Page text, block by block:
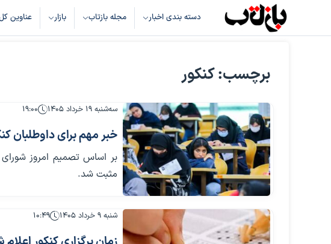
دسته بندی اخبار مجله بازتاب بازار عناوین
برچسب: کنکور
سه‌شنبه ۱۹ خرداد ۱۴۰۵ ۱۹:۰۰
خبر مهم برای داوطلبان
مثبت شد.
شنبه ۹ خرداد ۱۴۰۵ ۱۰:۴۹